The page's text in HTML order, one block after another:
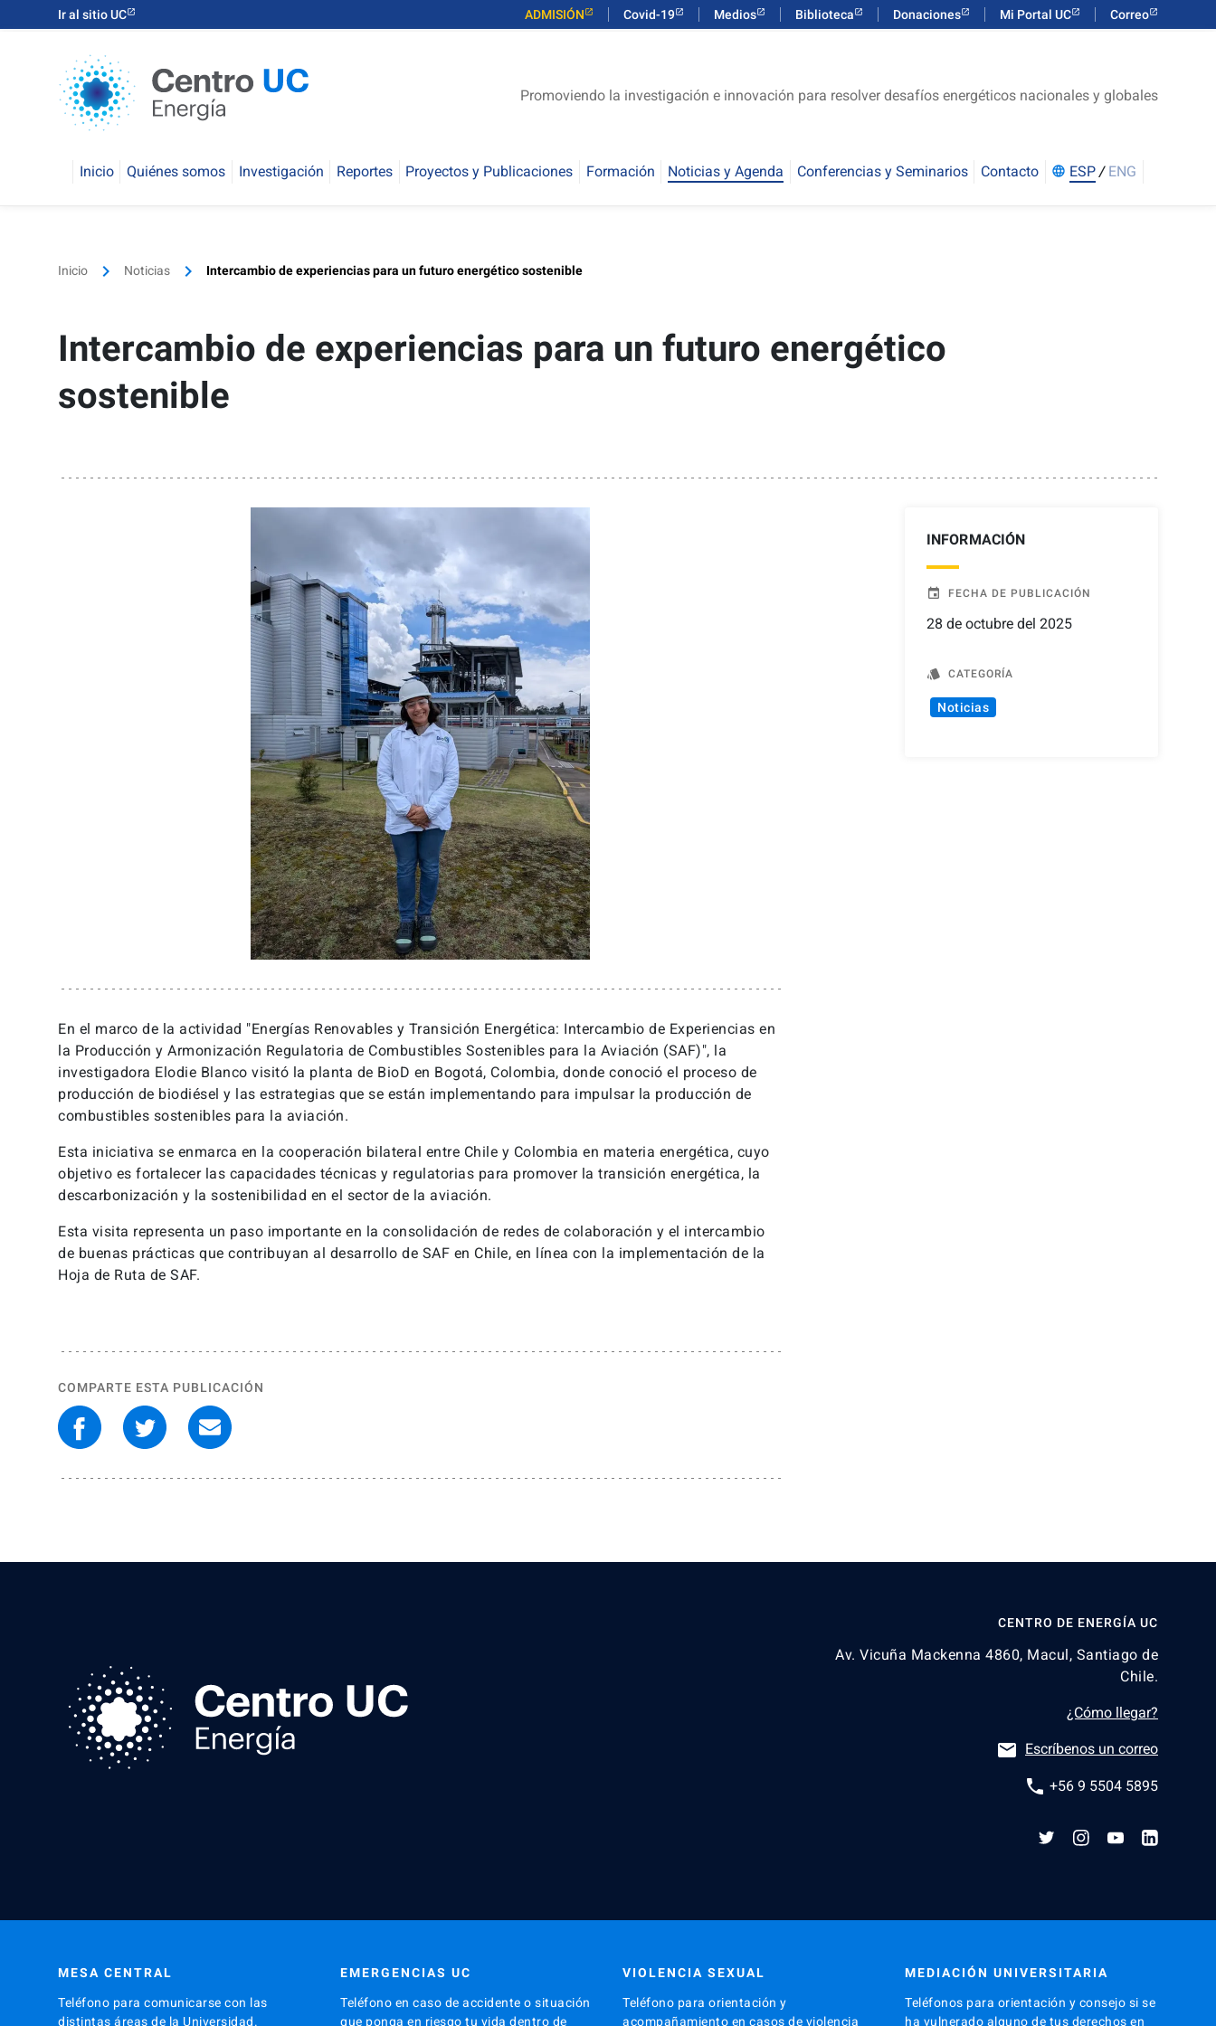
Ir al sitio UC ADMISIÓN Covid-19 Medios Biblioteca Donaciones Mi Portal UC Correo
Promoviendo la investigación e innovación para resolver desafíos energéticos nacionales y globales
Inicio Quiénes somos Investigación Reportes Proyectos y Publicaciones Formación Noticias y Agenda Conferencias y Seminarios Contacto language ESP / ENG
Inicio keyboard_arrow_right Noticias keyboard_arrow_right Intercambio de experiencias para un futuro energético sostenible
Intercambio de experiencias para un futuro energético
sostenible
En el marco de la actividad "Energías Renovables y Transición Energética: Intercambio de Experiencias en
la Producción y Armonización Regulatoria de Combustibles Sostenibles para la Aviación (SAF)", la
investigadora Elodie Blanco visitó la planta de BioD en Bogotá, Colombia, donde conoció el proceso de
producción de biodiésel y las estrategias que se están implementando para impulsar la producción de
combustibles sostenibles para la aviación.
Esta iniciativa se enmarca en la cooperación bilateral entre Chile y Colombia en materia energética, cuyo
objetivo es fortalecer las capacidades técnicas y regulatorias para promover la transición energética, la
descarbonización y la sostenibilidad en el sector de la aviación.
Esta visita representa un paso importante en la consolidación de redes de colaboración y el intercambio
de buenas prácticas que contribuyan al desarrollo de SAF en Chile, en línea con la implementación de la
Hoja de Ruta de SAF.
COMPARTE ESTA PUBLICACIÓN
INFORMACIÓN
event FECHA DE PUBLICACIÓN
28 de octubre del 2025
style CATEGORÍA
Noticias
CENTRO DE ENERGÍA UC
Av. Vicuña Mackenna 4860, Macul, Santiago de
Chile.
¿Cómo llegar?
email Escríbenos un correo
phone +56 9 5504 5895
MESA CENTRAL
Teléfono para comunicarse con las
distintas áreas de la Universidad.
EMERGENCIAS UC
Teléfono en caso de accidente o situación
que ponga en riesgo tu vida dentro de
VIOLENCIA SEXUAL
Teléfono para orientación y
acompañamiento en casos de violencia
MEDIACIÓN UNIVERSITARIA
Teléfonos para orientación y consejo si se
ha vulnerado alguno de tus derechos en